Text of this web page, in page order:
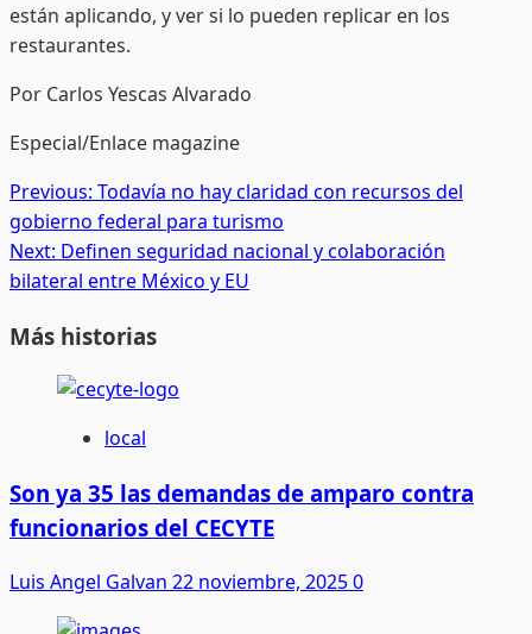
están aplicando, y ver si lo pueden replicar en los
restaurantes.
Por Carlos Yescas Alvarado
Especial/Enlace magazine
Post
navigation
Previous: Todavía no hay claridad con recursos del
gobierno federal para turismo
Next: Definen seguridad nacional y colaboración
bilateral entre México y EU
Más historias
local
Son ya 35 las demandas de amparo contra
funcionarios del CECYTE
Luis Angel Galvan 22 noviembre, 20250